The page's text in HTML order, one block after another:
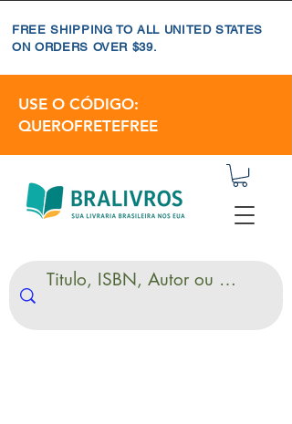
FREE SHIPPING TO ALL UNITED STATES
ON ORDERS OVER $39.
USE O CÓDIGO:
QUEROFRETEFREE